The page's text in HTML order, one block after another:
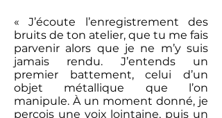
« J’écoute l’enregistrement des
bruits de ton atelier, que tu me fais
parvenir alors que je ne m’y suis
jamais rendu. J’entends un
premier battement, celui d’un
objet métallique que l’on
manipule. À un moment donné, je
perçois une voix lointaine, puis un